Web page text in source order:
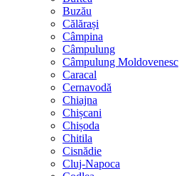
Buzău
Călărași
Câmpina
Câmpulung
Câmpulung Moldovenesc
Caracal
Cernavodă
Chiajna
Chișcani
Chișoda
Chitila
Cisnădie
Cluj-Napoca